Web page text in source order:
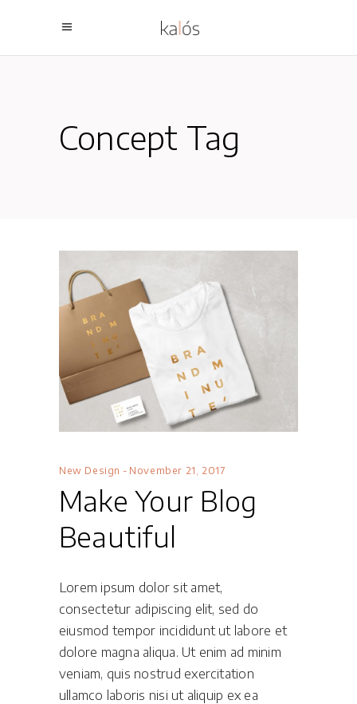
Concept Tag
New Design November 21, 2017
Make Your Blog
Beautiful
Lorem ipsum dolor sit amet,
consectetur adipiscing elit, sed do
eiusmod tempor incididunt ut labore et
dolore magna aliqua. Ut enim ad minim
veniam, quis nostrud exercitation
ullamco laboris nisi ut aliquip ex ea